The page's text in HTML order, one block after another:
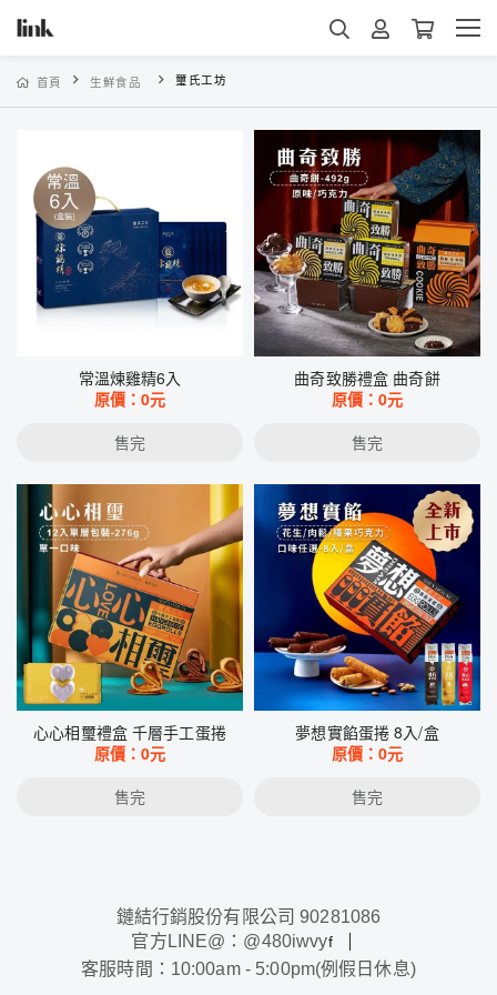
首頁 生鮮食品 璽氏工坊
常溫煉雞精6入
原價：0元
售完
曲奇致勝禮盒 曲奇餅
原價：0元
售完
心心相璽禮盒 千層手工蛋捲
原價：0元
售完
夢想實餡蛋捲 8入/盒
原價：0元
售完
鏈結行銷股份有限公司 90281086
官方LINE@：@480iwvyf
客服時間：10:00am - 5:00pm(例假日休息)